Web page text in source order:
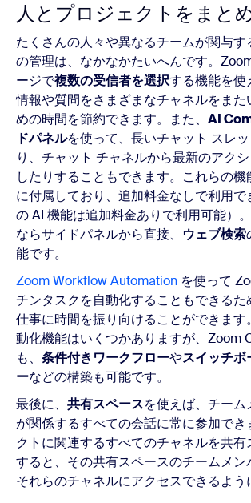
人とプロジェクトをまと
たくさんの人々や異なるチームが関与す
の管理は、なかなかたいへんです。
ージで複数の受信者を選択する機能を使
情報や質問をさまざまなチャネルをまた
めの時間を節約できます。また、 AI
ドパネルを使って、長いチャット スレ
り、チャット チャネルから最新のアク
したりすることもできます。これらの
に付属しており、追加料金なしで利用
の AI 機能は追加料金ありで利用可能）
ならサイドパネルから直接、 ウェブ検索
能です。
Zoom Workflow Automation を使って
チンタスクを自動化することもできるた
仕事に時間を振り向けることができます
動化機能はいくつかありますが、Zoom
も、 条件付きワークフローやスイッチボ
ーなどの構築も可能です。
最後に、 共有スペースを使えば、チー
が関係するすべての会話に常に参加でき
クトに関連するすべてのチャネルを共有
すると、その共有スペースのチームメン
それらのチャネルにアクセスできるよう